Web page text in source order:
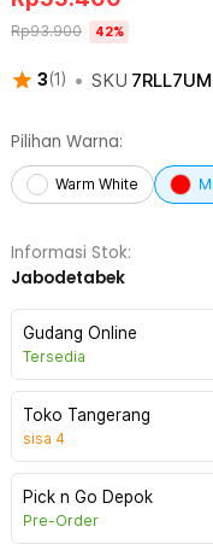
3(1 ) • SKU
Rp93.900 42%
Pilihan Warna:
Warm White
Informasi Stok:
Jabodetabek
Gudang Online
Tersedia
Toko Tangerang
sisa 4
Pick n Go Depok
Pre-Order